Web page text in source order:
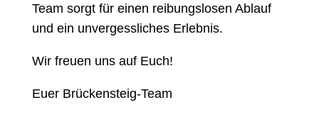
Team sorgt für einen reibungslosen Ablauf
und ein unvergessliches Erlebnis.
Wir freuen uns auf Euch!
Euer Brückensteig-Team